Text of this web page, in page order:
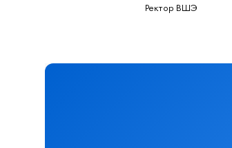
Ректор ВШЭ